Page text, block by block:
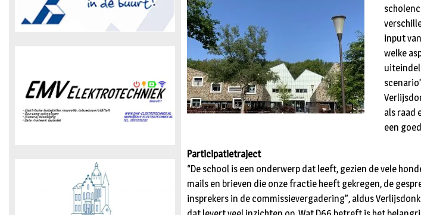
input
welke
als raad
een
Participatietraject
“De school is een onderwerp dat leeft, gezien de vele
mails en brieven die onze fractie heeft gekregen, de
insprekers in de commissievergadering”, aldus